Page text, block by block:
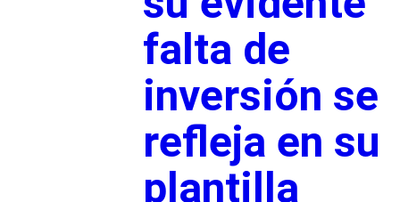
falta de
inversión se
refleja en su
plantilla